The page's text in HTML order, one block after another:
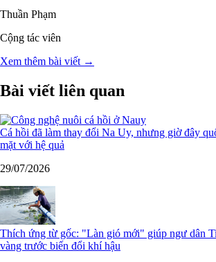
Thuần Phạm
Cộng tác viên
Xem thêm bài viết →
Bài viết liên quan
Cá hồi đã làm thay đổi Na Uy, nhưng giờ đây
mặt với hệ quả
29/07/2026
Thích ứng từ gốc: "Làn gió mới" giúp ngư dân
vàng trước biến đổi khí hậu